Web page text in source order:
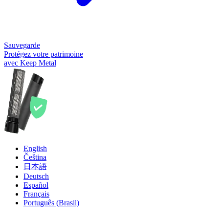
Sauvegarde
Protégez votre patrimoine
avec Keep Metal
English
Čeština
日本語
Deutsch
Español
Français
Português (Brasil)